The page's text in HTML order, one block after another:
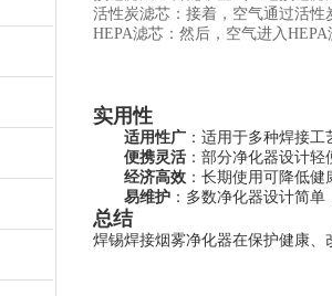
活性炭滤芯：接着，空气通过活性
HEPA滤芯：然后，空气进入
实用性
适用性广 ：适用于多种焊接
便携灵活 ：部分净化器设计
经济高效 ：长期使用可降低
易维护 ：多数净化器设计简
总结
焊锡焊接烟雾净化器在保护健康、